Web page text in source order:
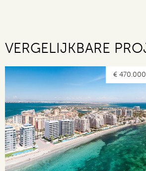
VERGELIJKBARE
€ 470.000